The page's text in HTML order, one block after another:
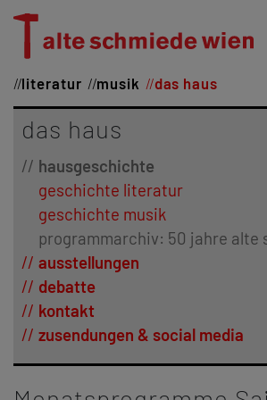
literatur musik das haus
das haus
hausgeschichte
geschichte literatur
geschichte musik
programmarchiv: 50 jahre alte
ausstellungen
debatte
kontakt
zusendungen & social media